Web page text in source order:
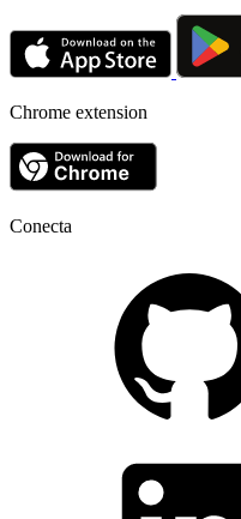
Chrome extension
Conecta